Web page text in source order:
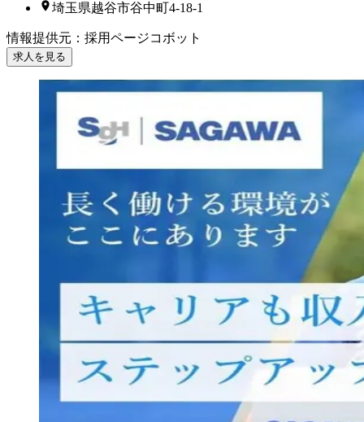
埼玉県越谷市谷中町4-18-1
情報提供元 ： 採用ページコボット
求人を見る